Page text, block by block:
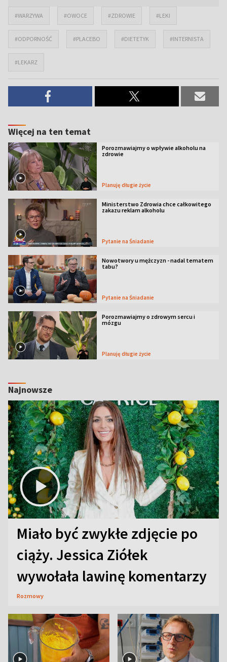
#WARZYWA #OWOCE #ZDROWIE #LEKI
#ODPORNOŚĆ #PLACEBO #DIETETYK #INTERNISTA
#LEKARZ
Więcej na ten temat
Porozmawiajmy o wpływie alkoholu na
zdrowie
Planuję długie życie
Ministerstwo Zdrowia chce całkowitego
zakazu reklam alkoholu
Pytanie na Śniadanie
Nowotwory u mężczyzn - nadal tematem
tabu?
Pytanie na Śniadanie
Porozmawiajmy o zdrowym sercu i
mózgu
Planuję długie życie
Najnowsze
Miało być zwykłe zdjęcie po
ciąży. Jessica Ziółek
wywołała lawinę komentarzy
Rozmowy